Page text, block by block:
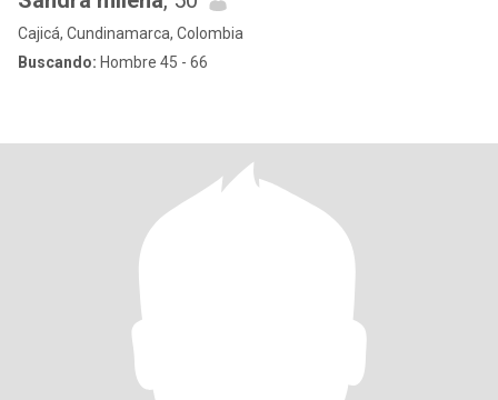
Cajicá, Cundinamarca, Colombia
Buscando: Hombre 45 - 66